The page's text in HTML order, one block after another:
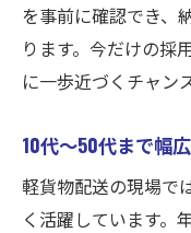
を事前に確認でき、
ります。今だけの採
に一歩近づくチャン
10代〜50代まで幅
軽貨物配送の現場で
く活躍しています。